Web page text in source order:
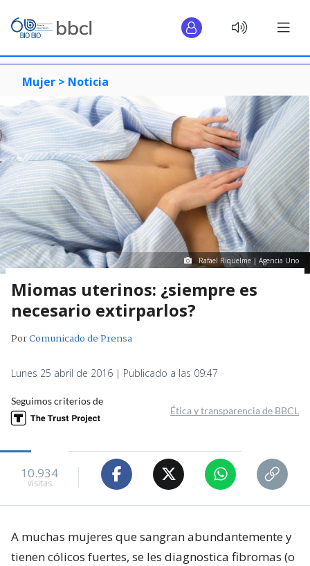
Mujer > Noticia
Rafael Riquelme | Agencia Uno
Miomas uterinos: ¿siempre es
necesario extirparlos?
PorComunicado de Prensa
Lunes 25 abril de 2016 | Publicado a las 09:47
Seguimos criterios de
Ética y transparencia de BBCL
10.934
visitas
A muchas mujeres que sangran abundantemente y
tienen cólicos fuertes, se les diagnostica fibromas (o